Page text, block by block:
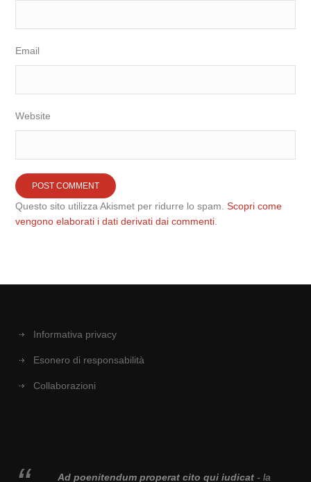
Email
Website
Questo sito utilizza Akismet per ridurre lo spam.Scopri come
vengono elaborati i dati derivati dai commenti
Informativa privacy
Esonero di responsabilità
Collaborazioni
Ad poenitendum properat cito qui iudicat- la